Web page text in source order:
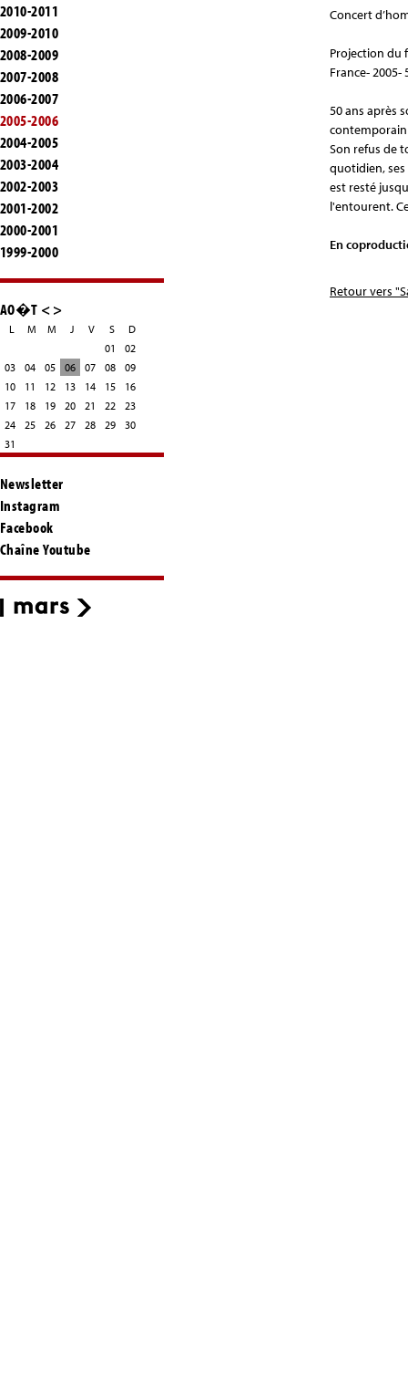
2010-2011
2009-2010
2008-2009
2007-2008
2006-2007
2005-2006
2004-2005
2003-2004
2002-2003
2001-2002
2000-2001
1999-2000
AO�T <>
L M M J V S
D
01
02
03
04 05 06 07 08
09
10
11 12 13 14 15
16
17
18 19 20 21 22
23
24
25 26 27 28 29
30
31
Newsletter
Instagram
Facebook
Chaîne Youtube
Concert
Projection du
France- 2005-
50 ans après
contemporain
Son refus de
quotidien,
est resté
l'entourent.
En
Retour vers